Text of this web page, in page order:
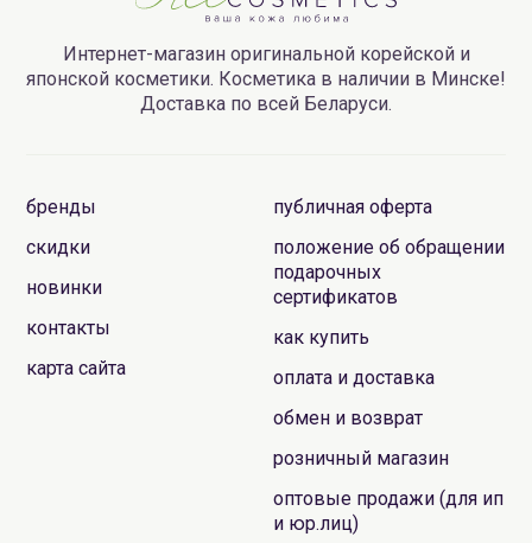
Интернет-магазин оригинальной корейской и
японской косметики. Косметика в наличии в Минске!
Доставка по всей Беларуси.
бренды
скидки
новинки
контакты
карта сайта
публичная оферта
положение об обращении
подарочных
сертификатов
как купить
оплата и доставка
обмен и возврат
розничный магазин
оптовые продажи (для ип
и юр.лиц)